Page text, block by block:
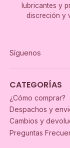
lubricantes y
discreción y
Síguenos
CATEGORÍAS
¿Cómo comprar?
Despachos y
Cambios y
Preguntas